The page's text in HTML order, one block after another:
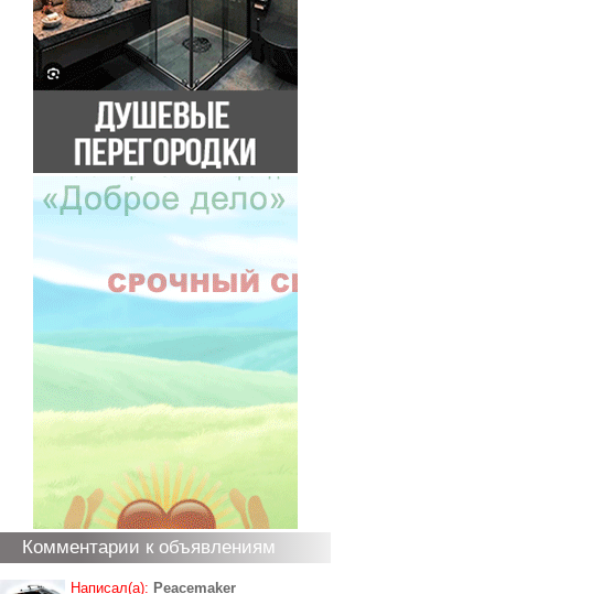
Комментарии к объявлениям
Написал(а): Peacemaker